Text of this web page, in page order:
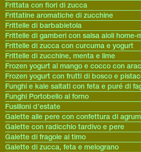
Frittata con fiori di zucca
Frittatine aromatiche di zucchine
Frittelle di barbabietola
Frittelle di gamberi con salsa aioli home-
Frittelle di zucca con curcuma e yogurt
Frittelle di zucchine, menta e lime
Frozen yogurt al mango e cocco con
Frozen yogurt con frutti di bosco e
Funghi e kale saltati con feta e puré di
Funghi Portobello al forno
Fusilloni d’estate
Galette alle pere con confettura di
Galette con radicchio tardivo e pere
Galette di fragole al timo
Galette di zucca, feta e melograno